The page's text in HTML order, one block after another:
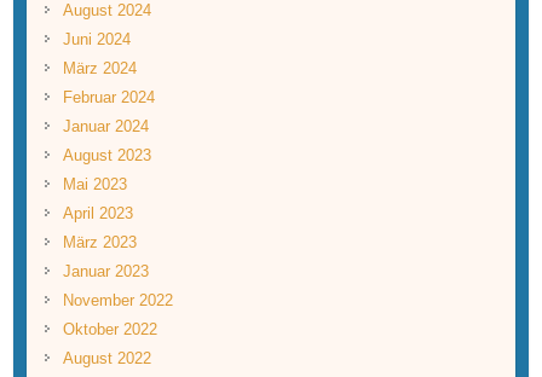
August 2024
Juni 2024
März 2024
Februar 2024
Januar 2024
August 2023
Mai 2023
April 2023
März 2023
Januar 2023
November 2022
Oktober 2022
August 2022